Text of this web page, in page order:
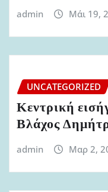
admin Μάι 19,
UNCATEGORIZED
Κεντρική
Βλάχος
admin Μαρ 2,